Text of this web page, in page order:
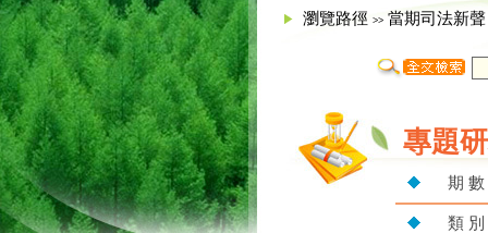
瀏覽路徑 >> 當期司法新
專題
期 數
類 別